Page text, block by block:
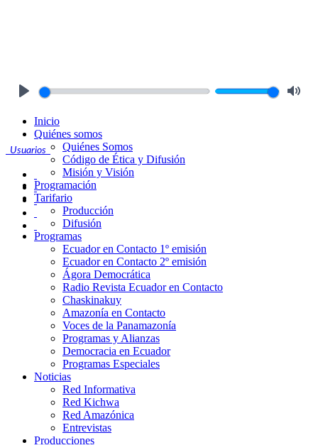
Usuarios
Inicio
Quiénes somos
Quiénes Somos
Código de Ética y Difusión
Misión y Visión
Programación
Tarifario
Producción
Difusión
Programas
Ecuador en Contacto 1º emisión
Ecuador en Contacto 2º emisión
Ágora Democrática
Radio Revista Ecuador en Contacto
Chaskinakuy
Amazonía en Contacto
Voces de la Panamazonía
Programas y Alianzas
Democracia en Ecuador
Programas Especiales
Noticias
Red Informativa
Red Kichwa
Red Amazónica
Entrevistas
Producciones